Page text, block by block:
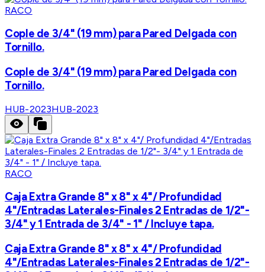
RACO
Cople de 3/4" (19 mm) para Pared Delgada con
Tornillo.
Cople de 3/4" (19 mm) para Pared Delgada con
Tornillo.
HUB-2023HUB-2023
RACO
Caja Extra Grande 8" x 8" x 4"/ Profundidad
4"/Entradas Laterales-Finales 2 Entradas de 1/2"-
3/4" y 1 Entrada de 3/4" - 1" / Incluye tapa.
Caja Extra Grande 8" x 8" x 4"/ Profundidad
4"/Entradas Laterales-Finales 2 Entradas de 1/2"-